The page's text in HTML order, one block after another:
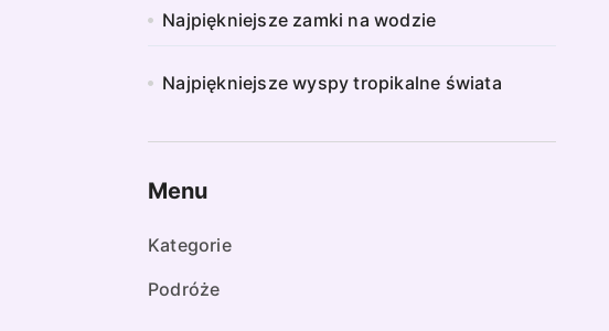
Najpiękniejsze zamki na wodzie
Najpiękniejsze wyspy tropikalne świata
Menu
Kategorie
Podróże